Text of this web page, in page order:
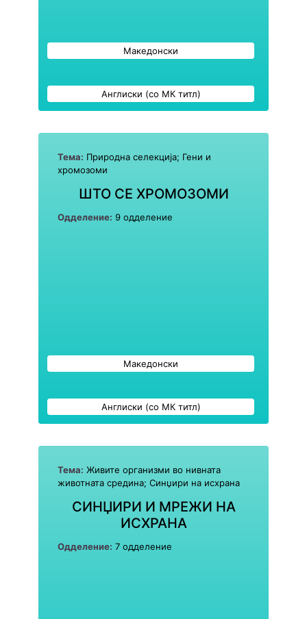
Англиски (со МК титл)
Македонски
Тема: Природна селекција; Гени и
хромозоми
ШТО СЕ ХРОМОЗОМИ
Одделение: 9 одделение
Англиски (со МК титл)
Македонски
Тема: Живите организми во нивната
животната средина; Синџири на исхрана
СИНЏИРИ И МРЕЖИ НА
ИСХРАНА
Одделение: 7 одделение